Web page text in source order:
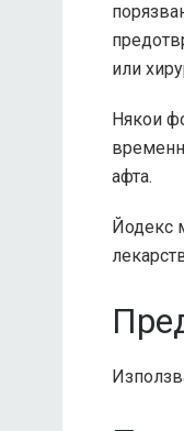
или
Някои
афта.
Йодекс